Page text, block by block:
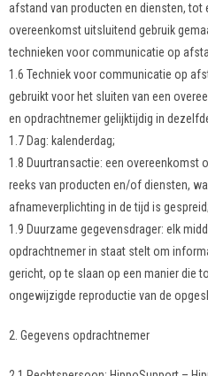
afstand van producten en diensten, tot
overeenkomst uitsluitend gebruik
technieken voor communicatie op
1.6 Techniek voor communicatie op
gebruikt voor het sluiten van een
en opdrachtnemer gelijktijdig in
1.7 Dag: kalenderdag;
1.8 Duurtransactie: een overeenkomst
reeks van producten en/of diensten,
afnameverplichting in de tijd is gespreid;
1.9 Duurzame gegevensdrager: elk
opdrachtnemer in staat stelt om
gericht, op te slaan op een manier die
ongewijzigde reproductie van de
2. Gegevens opdrachtnemer